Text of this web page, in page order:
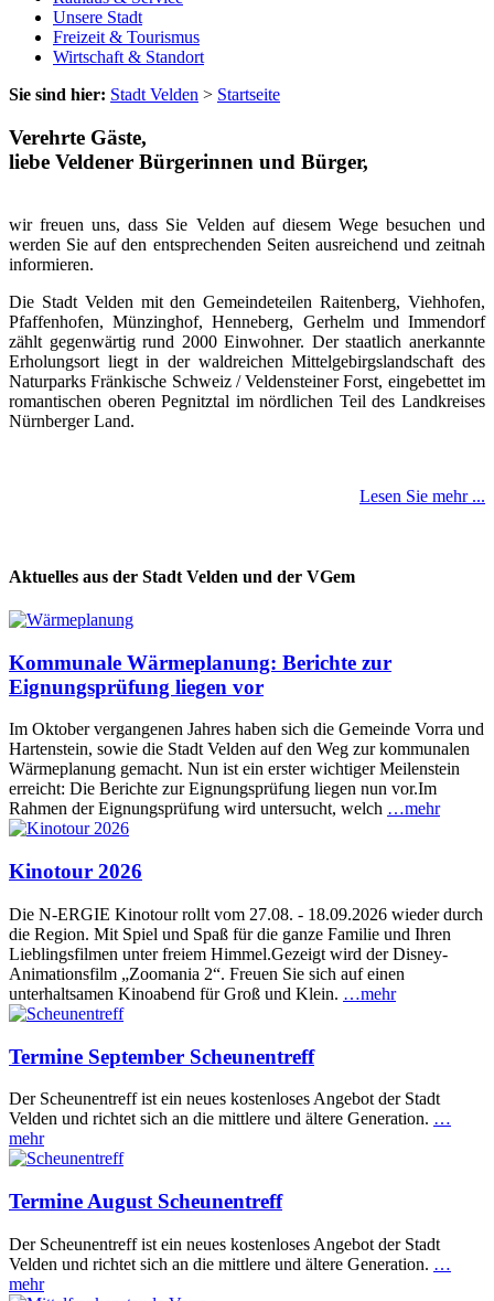
Unsere Stadt
Freizeit & Tourismus
Wirtschaft & Standort
Sie sind hier: Stadt Velden > Startseite
Verehrte Gäste,
liebe Veldener Bürgerinnen und Bürger,
wir freuen uns, dass Sie Velden auf diesem Wege besuchen und
werden Sie auf den entsprechenden Seiten ausreichend und zeitnah
informieren.
Die Stadt Velden mit den Gemeindeteilen Raitenberg, Viehhofen,
Pfaffenhofen, Münzinghof, Henneberg, Gerhelm und Immendorf
zählt gegenwärtig rund 2000 Einwohner. Der staatlich anerkannte
Erholungsort liegt in der waldreichen Mittelgebirgslandschaft des
Naturparks Fränkische Schweiz / Veldensteiner Forst, eingebettet im
romantischen oberen Pegnitztal im nördlichen Teil des Landkreises
Nürnberger Land.
Lesen Sie mehr ...
Aktuelles aus der Stadt Velden und der VGem
Kommunale Wärmeplanung: Berichte zur
Eignungsprüfung liegen vor
Im Oktober vergangenen Jahres haben sich die Gemeinde Vorra und
Hartenstein, sowie die Stadt Velden auf den Weg zur kommunalen
Wärmeplanung gemacht. Nun ist ein erster wichtiger Meilenstein
erreicht: Die Berichte zur Eignungsprüfung liegen nun vor.Im
Rahmen der Eignungsprüfung wird untersucht, welch …mehr
Kinotour 2026
Die N-ERGIE Kinotour rollt vom 27.08. - 18.09.2026 wieder durch
die Region. Mit Spiel und Spaß für die ganze Familie und Ihren
Lieblingsfilmen unter freiem Himmel.Gezeigt wird der Disney-
Animationsfilm „Zoomania 2“. Freuen Sie sich auf einen
unterhaltsamen Kinoabend für Groß und Klein. …mehr
Termine September Scheunentreff
Der Scheunentreff ist ein neues kostenloses Angebot der Stadt
Velden und richtet sich an die mittlere und ältere Generation. …
mehr
Termine August Scheunentreff
Der Scheunentreff ist ein neues kostenloses Angebot der Stadt
Velden und richtet sich an die mittlere und ältere Generation. …
mehr